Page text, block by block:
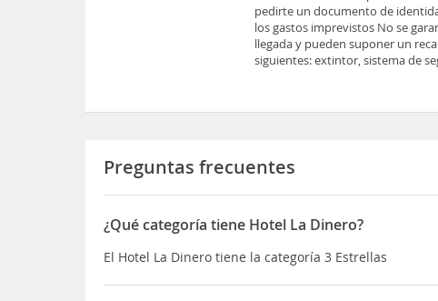
pedirte un documento de
los gastos imprevistos No se
llegada y pueden suponer un
siguientes: extintor, sistema de
Preguntas frecuentes
¿Qué categoría tiene Hotel La Dinero?
El Hotel La Dinero tiene la categoría 3 Estrellas